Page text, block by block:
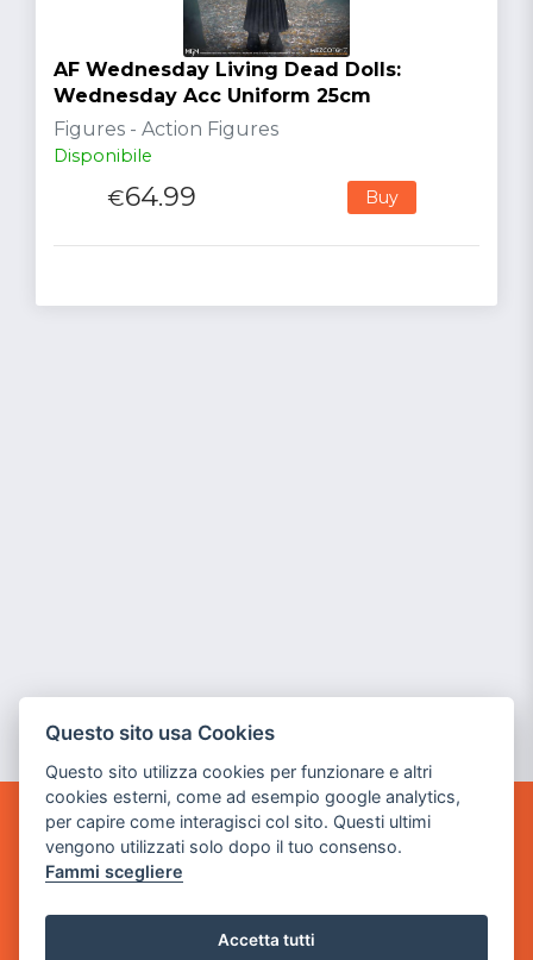
AF Wednesday Living Dead Dolls:
Wednesday Acc Uniform 25cm
Figures - Action Figures
Disponibile
€64.99 Buy
GAME WARP
BY POWER GAME SRL
Sede Legale
via Villaggio dei Platani, 3
Questo sito usa Cookies
Questo sito utilizza cookies per funzionare e altri
cookies esterni, come ad esempio google analytics,
per capire come interagisci col sito. Questi ultimi
vengono utilizzati solo dopo il tuo consenso.
Fammi scegliere
Accetta tutti